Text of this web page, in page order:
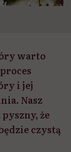
warto
i jej
Nasz
że
czystą